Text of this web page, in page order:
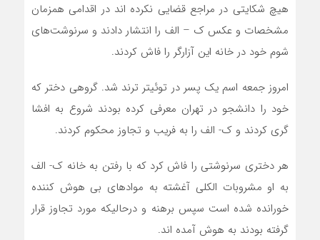
هیچ شکایتی در مراجع قضایی نکرده اند در اقدامی همزمان
مشخصات و عکس ک – الف را انتشار دادند و سرنوشت‌های
شوم خود در خانه این آزارگر را فاش کردند.
امروز جمعه اسم یک پسر در توئیتر ترند شد. گروهی دختر که
خود را دانشجو در تهران معرفی کرده بودند شروع به افشا
گری کردند و ک- الف را به فریب و تجاوز محکوم کردند.
هر دختری سرنوشتی را فاش کرد که با رفتن به خانه ک- الف
به او مشروبات الکلی آغشته به مواد‌های بی هوش کننده
خورانده شده است سپس برهنه و درحالیکه مورد تجاوز قرار
گرفته بودند به هوش آمده اند.